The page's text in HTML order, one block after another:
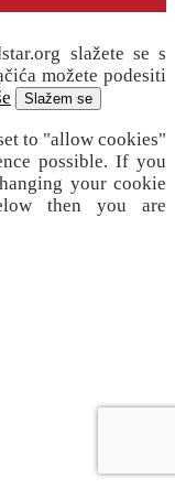
slažete se s
možete podesiti
Slažem se
to "allow cookies"
possible. If you
your cookie
then you are